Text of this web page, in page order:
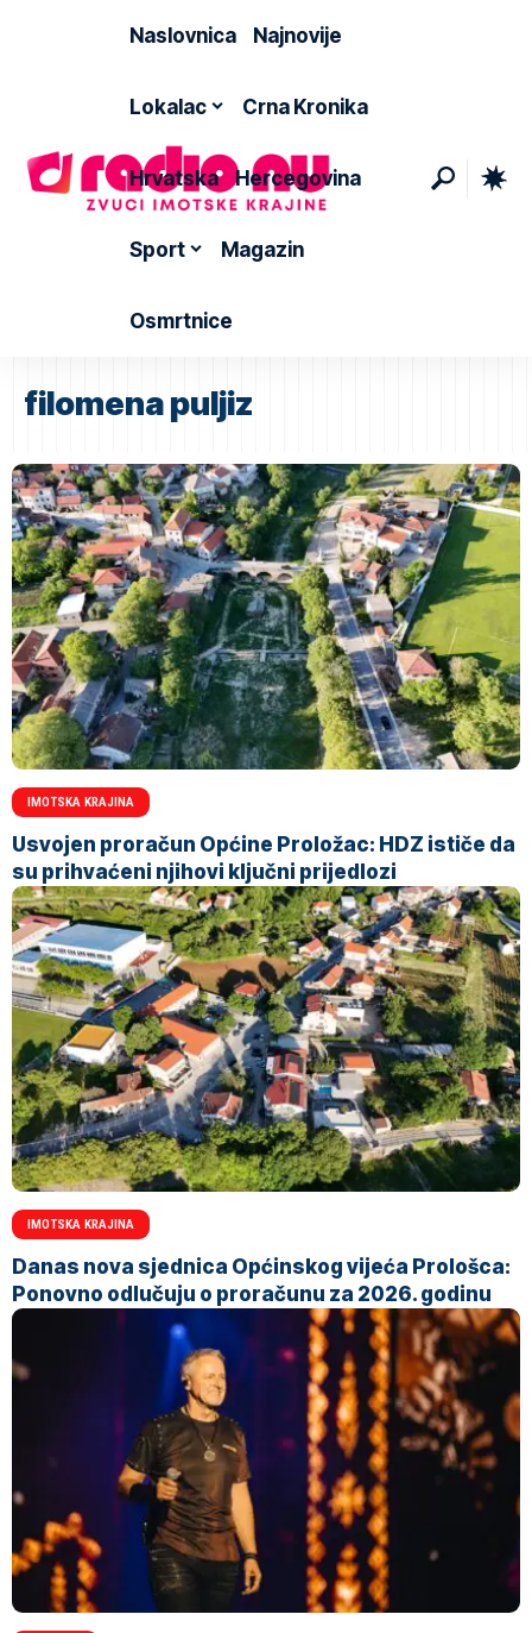
Naslovnica Najnovije
Lokalac Crna Kronika
Hrvatska Hercegovina
Sport Magazin
Osmrtnice
filomena puljiz
IMOTSKA KRAJINA
Usvojen proračun Općine Proložac: HDZ ističe da
su prihvaćeni njihovi ključni prijedlozi
IMOTSKA KRAJINA
Danas nova sjednica Općinskog vijeća Prološca:
Ponovno odlučuju o proračunu za 2026. godinu